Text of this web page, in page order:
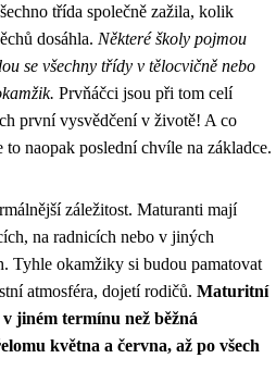
třída společně zažila, kolik
dosáhla. Některé školy pojmou
se všechny třídy v tělocvičně nebo
Prvňáčci jsou při tom celí
první vysvědčení v životě! A co
naopak poslední chvíle na základce.
záležitost. Maturanti mají
na radnicích nebo v jiných
Tyhle okamžiky si budou pamatovat
atmosféra, dojetí rodičů. Maturitní
jiném termínu než běžná
května a června, až po všech